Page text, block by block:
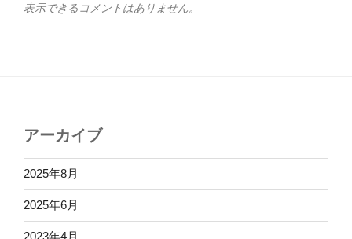
表示できるコメントはありません。
アーカイブ
2025年8月
2025年6月
2023年4月